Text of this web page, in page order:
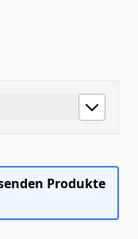
Produkte